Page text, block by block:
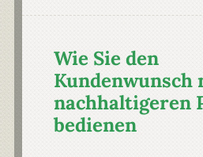
Wie Sie den
Kundenwunsch
nachhaltigeren
bedienen